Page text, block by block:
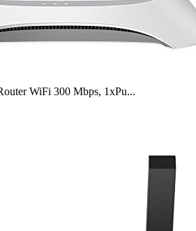
WiFi 300 Mbps, 1xPu...